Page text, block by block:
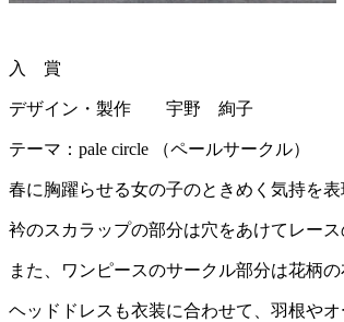
入 賞
デザイン・製作 宇野 絢子
テーマ：pale circle （ペールサークル）
春に胸躍らせる女の子のときめく気持を表
衿のスカラップの部分は穴をあけてレー
また、ワンピースのサークル部分は花柄
ヘッドドレスも衣装に合わせて、羽根や